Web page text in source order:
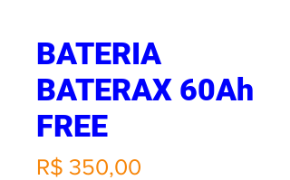
BATERIA
BATERAX 60Ah
FREE
R$ 350,00